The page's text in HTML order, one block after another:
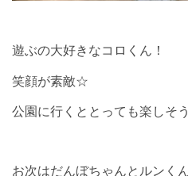
遊ぶの大好きなコロくん！
笑顔が素敵☆
公園に行くととっても楽しそ
お次はだんぼちゃんとルンく